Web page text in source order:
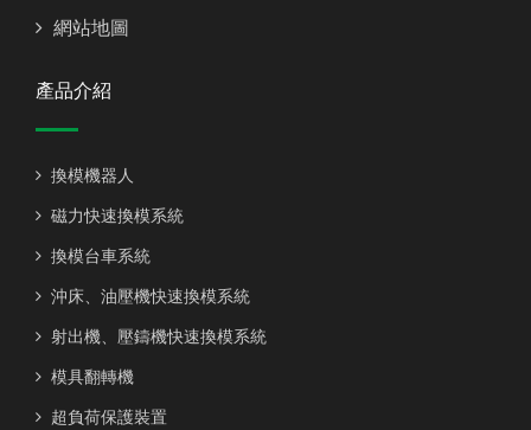
網站地圖
產品介紹
換模機器人
磁力快速換模系統
換模台車系統
沖床、油壓機快速換模系統
射出機、壓鑄機快速換模系統
模具翻轉機
超負荷保護裝置